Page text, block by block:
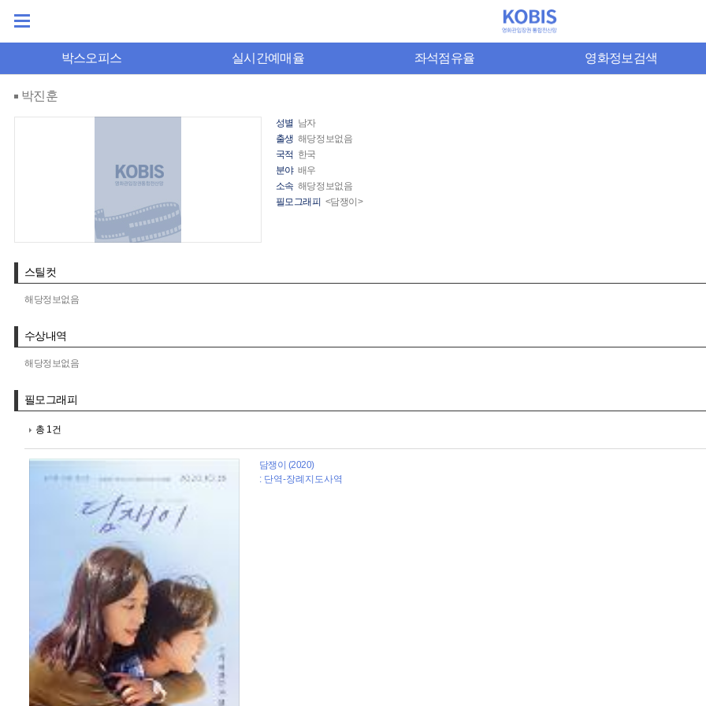
박스오피스 실시간예매율 좌석점유율 영화정보검색
박진훈
성별 남자
출생 해당정보없음
국적 한국
분야 배우
소속 해당정보없음
필모그래피 <담쟁이>
스틸컷
해당정보없음
수상내역
해당정보없음
필모그래피
총 1건
담쟁이 (2020)
: 단역-장례지도사역